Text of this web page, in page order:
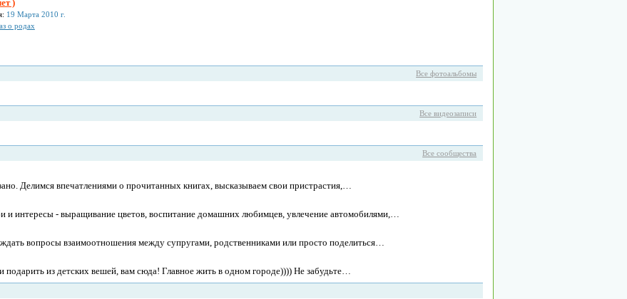
)
19 Марта 2010 г.
о родах
Все фотоальбомы
Все видеозаписи
Все сообщества
Делимся впечатлениями о прочитанных книгах, высказываем свои пристрастия,…
интересы - выращивание цветов, воспитание домашних любимцев, увлечение автомобилями,…
вопросы взаимоотношения между супругами, родственниками или просто поделиться…
подарить из детских вешей, вам сюда! Главное жить в одном городе)))) Не забудьте…